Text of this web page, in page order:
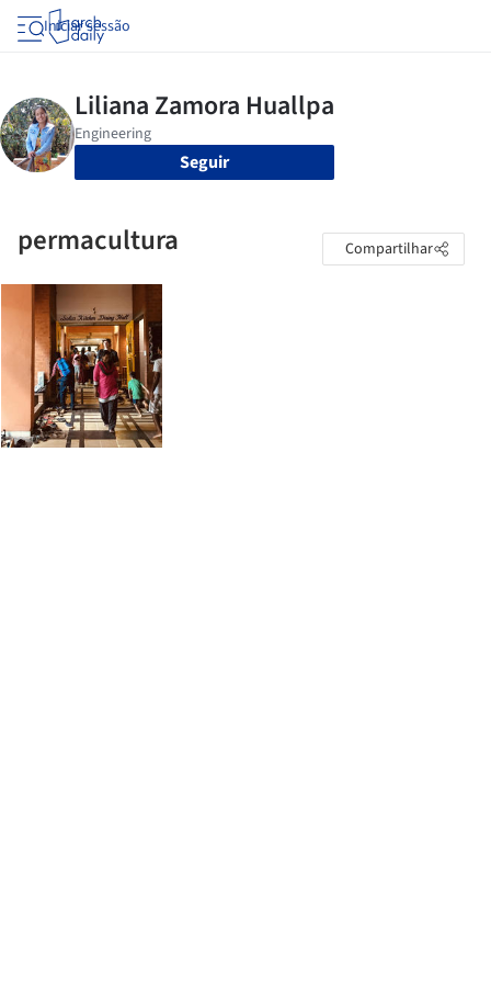
Iniciar sessão
Seguir
permacultura Compartilhar